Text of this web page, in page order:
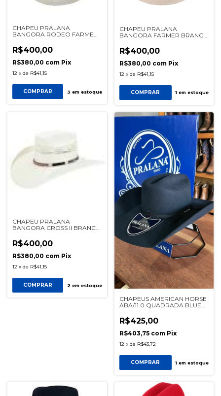
CHAPEU PRALANA
BANGORA RODEO FARMER
R$400,00
R$380,00 com Pix
12 x de R$41,15
COMPRAR 3 em estoque
CHAPEU PRALANA
BANGORA FARMER BRANCO
R$400,00
R$380,00 com Pix
12 x de R$41,15
COMPRAR 1 em estoque
CHAPEU PRALANA
BANGORA CROSS II BRANCO
R$400,00
R$380,00 com Pix
12 x de R$41,15
COMPRAR 2 em estoque
CHAPEUS AMERICAN HORSE
ABA/11.0 QUADRADA BLUE
R$425,00
R$403,75 com Pix
12 x de R$43,72
COMPRAR 1 em estoque